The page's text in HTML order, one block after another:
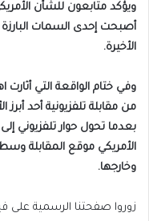
ويؤكد متابعون للشأن
أصبحت إحدى السمات
الأخيرة.
وفي ختام الواقعة التي
من مقابلة تلفزيونية أحد أبرز
بعدما تحول حوار تلفزيوني
الأمريكي موقع المقابلة
وخارجها.
زوروا صفحتنا الرسمية على